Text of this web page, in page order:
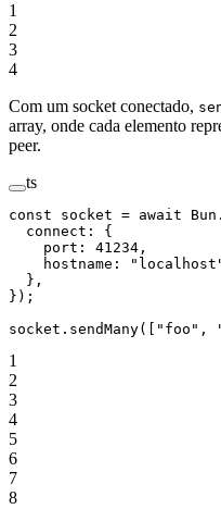
1
2
3
4
Com um socket conectado,
array, onde cada elemento
peer.
ts
const socket = await Bun.
  connect: {
    port:
41234 ,
    hostname:
  },
});
socket. sendMany([ "foo" ,
1
2
3
4
5
6
7
8